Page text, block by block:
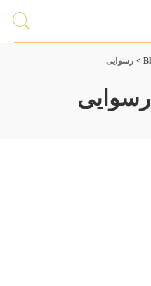
> رسوایی
رسوایی